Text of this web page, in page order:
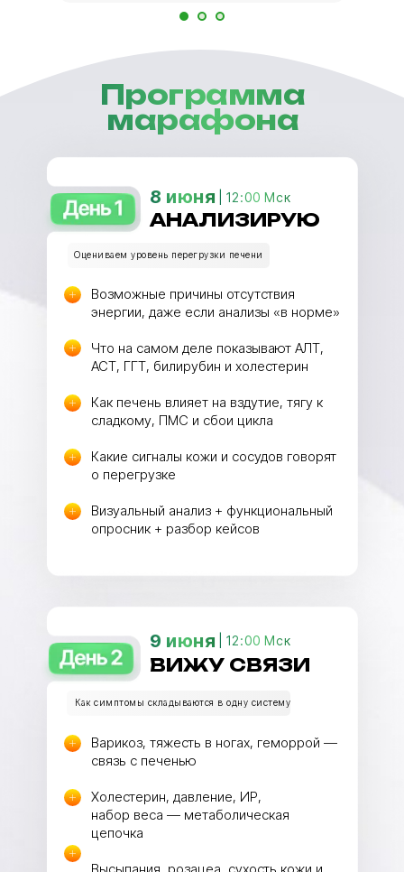
Программа
марафона
Возможные причины отсутствия
энергии, даже если анализы «в норме»
Что на самом деле показывают АЛТ,
АСТ, ГГТ, билирубин и холестерин
Как печень влияет на вздутие, тягу к
сладкому, ПМС и сбои цикла
Какие сигналы кожи и сосудов говорят
о перегрузке
Визуальный анализ + функциональный
опросник + разбор кейсов
8 июня
АНАЛИЗИРУЮ
Оцениваем уровень перегрузки печени
Варикоз, тяжесть в ногах, геморрой —
связь с печенью
Холестерин, давление, ИР,
набор веса — метаболическая
цепочка
9 июня
ВИЖУ СВЯЗИ
Как симптомы складываются в одну систему
| 12:00 Мск
| 12:00 Мск